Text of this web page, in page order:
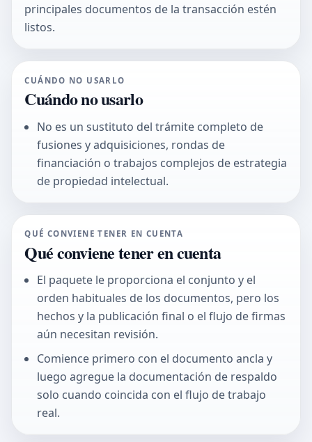
principales documentos de la transacción estén
listos.
CUÁNDO NO USARLO
Cuándo no usarlo
No es un sustituto del trámite completo de
fusiones y adquisiciones, rondas de
financiación o trabajos complejos de estrategia
de propiedad intelectual.
QUÉ CONVIENE TENER EN CUENTA
Qué conviene tener en cuenta
El paquete le proporciona el conjunto y el
orden habituales de los documentos, pero los
hechos y la publicación final o el flujo de firmas
aún necesitan revisión.
Comience primero con el documento ancla y
luego agregue la documentación de respaldo
solo cuando coincida con el flujo de trabajo
real.